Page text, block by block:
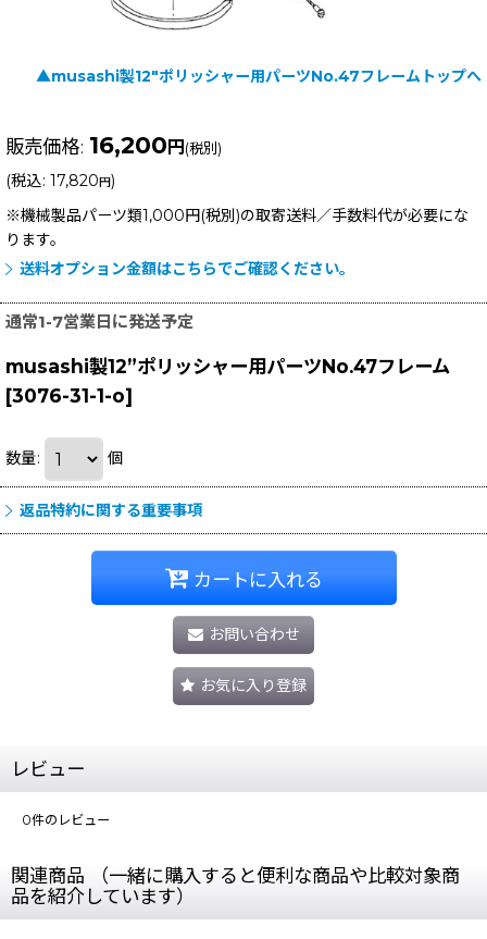
▲musashi製12"ポリッシャー用パーツNo.47フレームトップへ
販売価格: 16,200 円 (税別)
(税込: 17,820 円)
※機械製品パーツ類1,000円(税別)の取寄送料／手数料代が必要にな
ります。
送料オプション金額はこちらでご確認ください。
通常1-7営業日に発送予定
musashi製12”ポリッシャー用パーツNo.47フレーム
[3076-31-1-o]
数量: 個
返品特約に関する重要事項
カートに入れる
お問い合わせ
お気に入り登録
レビュー
0件のレビュー
関連商品 （一緒に購入すると便利な商品や比較対象商
品を紹介しています）